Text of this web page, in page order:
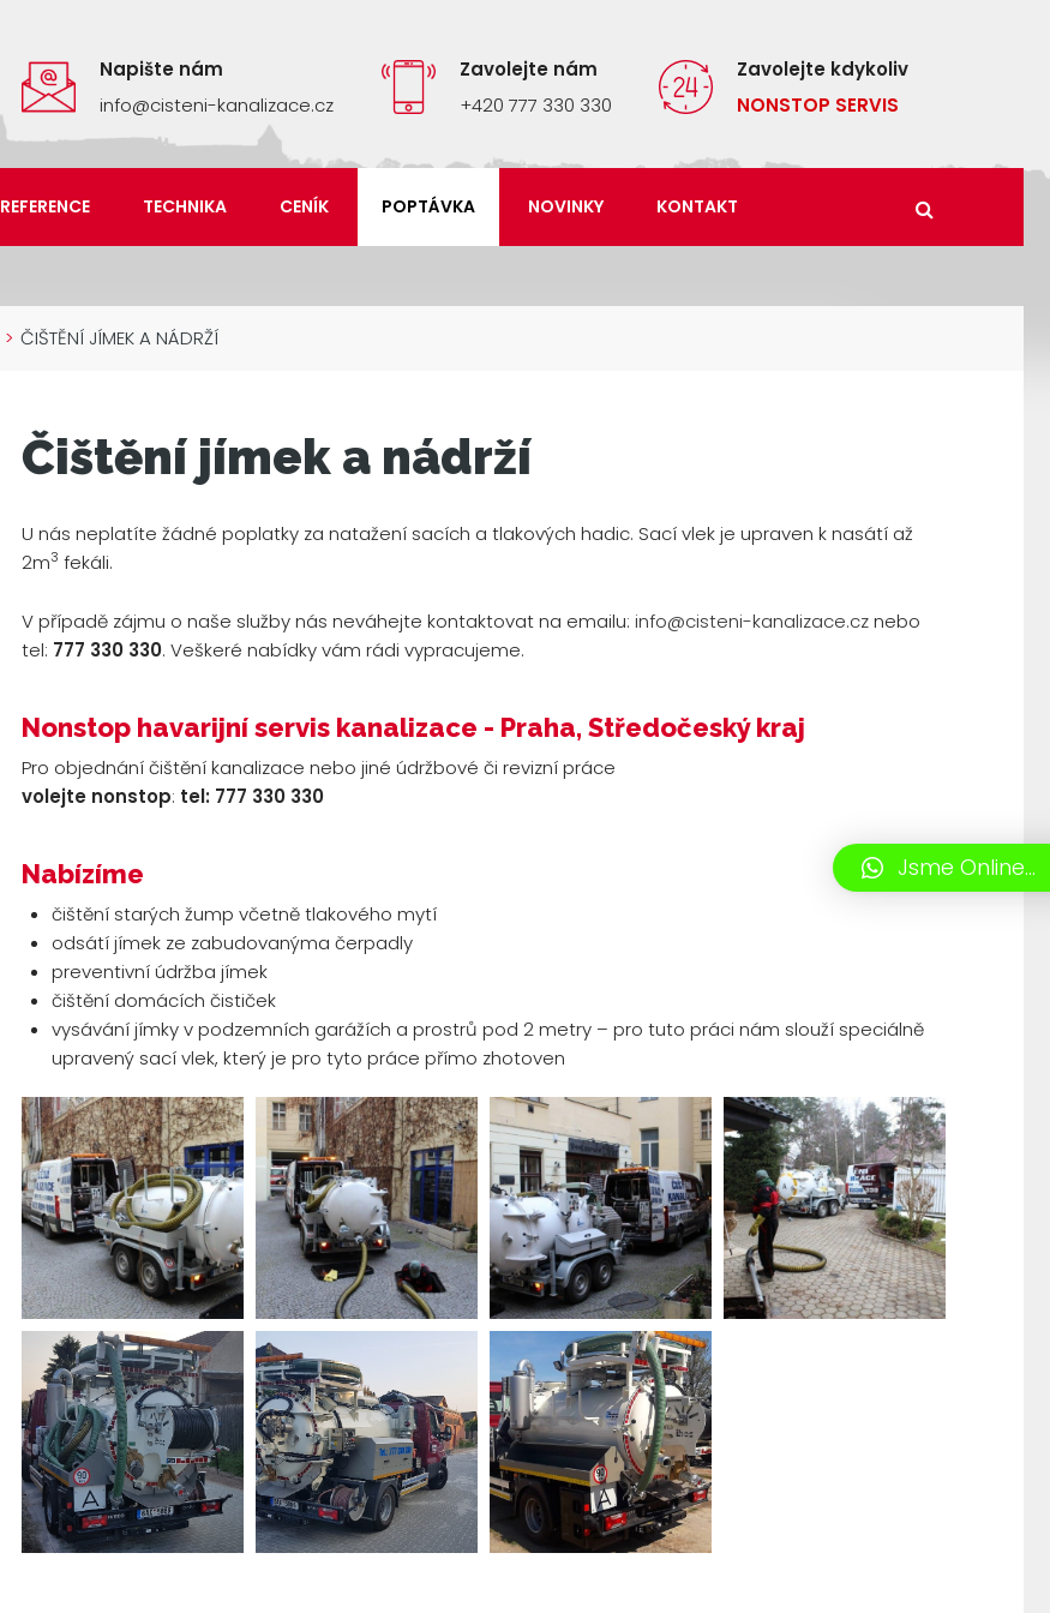
Napište nám
info@cisteni-kanalizace.cz
Zavolejte nám
+420 777 330 330
Zavolejte kdykoliv
NONSTOP SERVIS
REFERENCE TECHNIKA CENÍK POPTÁVKA NOVINKY KONTAKT
> ČIŠTĚNÍ JÍMEK A NÁDRŽÍ
Čištění jímek a nádrží
U nás neplatíte žádné poplatky za natažení sacích a tlakových hadic. Sací vlek je upraven k nasátí až
2m3 fekáli.
V případě zájmu o naše služby nás neváhejte kontaktovat na emailu: info@cisteni-kanalizace.cznebo
tel: 777 330 330. Veškeré nabídky vám rádi vypracujeme.
Nonstop havarijní servis kanalizace - Praha, Středočeský kraj
Pro objednání čištění kanalizace nebo jiné údržbové či revizní práce
volejte nonstop: tel: 777 330 330
Nabízíme
čištění starých žump včetně tlakového mytí
odsátí jímek ze zabudovanýma čerpadly
preventivní údržba jímek
čištění domácích čističek
vysávání jímky v podzemních garážích a prostrů pod 2 metry – pro tuto práci nám slouží speciálně
upravený sací vlek, který je pro tyto práce přímo zhotoven
Jsme Online...